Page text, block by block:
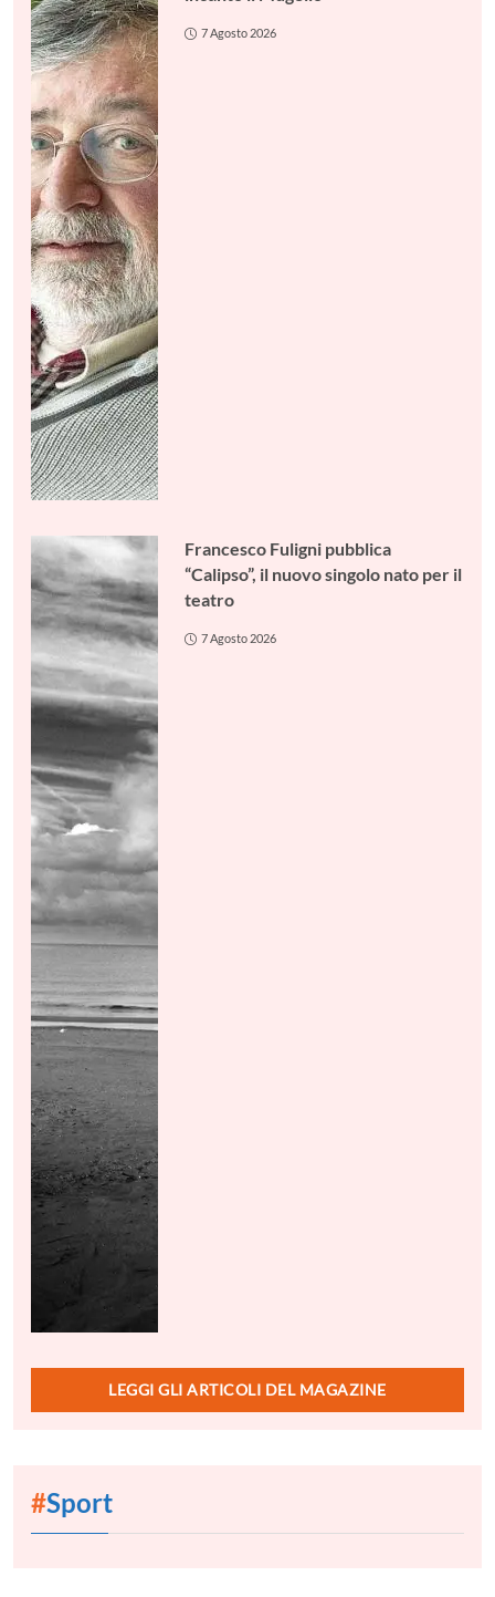
7 Agosto 2026
Francesco Fuligni pubblica
“Calipso”, il nuovo singolo nato per il
teatro
7 Agosto 2026
LEGGI GLI ARTICOLI DEL MAGAZINE
#Sport